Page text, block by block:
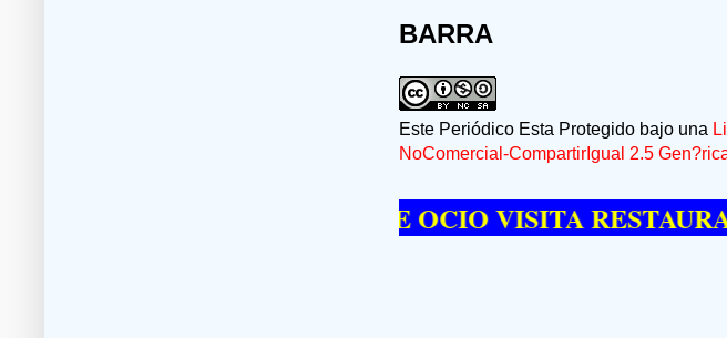
BARRA
Este Periódico Esta Protegido bajo una
NoComercial-CompartirIgual 2.5
UN MOMENTO DE OCIO VISITA RESTAURANT